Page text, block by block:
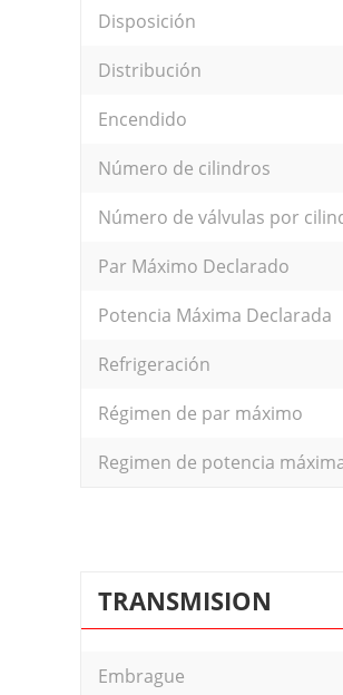
Disposición
Distribución
Encendido
Número de cilindros
Número de válvulas por
Par Máximo Declarado
Potencia Máxima Declarada
Refrigeración
Régimen de par máximo
Regimen de potencia
TRANSMISION
Embrague